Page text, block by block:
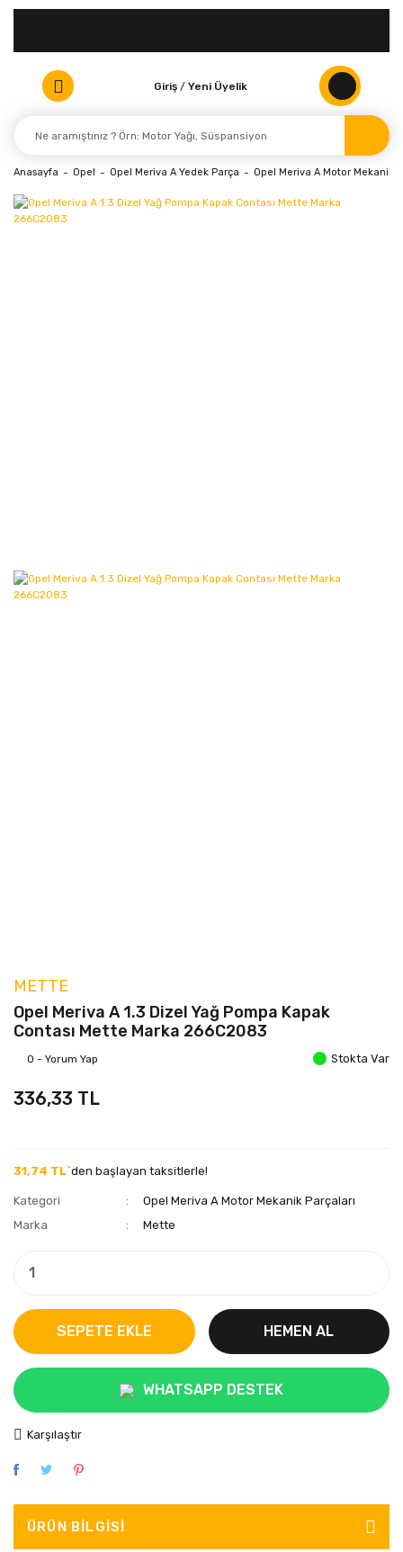
Giriş / Yeni Üyelik
Anasayfa Opel Opel Meriva A Yedek Parça Opel Meriva A Motor Mekanik
METTE
Opel Meriva A 1.3 Dizel Yağ Pompa Kapak
Contası Mette Marka 266C2083
0 - Yorum Yap Stokta Var
336,33 TL
31,74 TL`den başlayan taksitlerle!
Kategori
Opel Meriva A Motor Mekanik Parçaları
Marka
Mette
SEPETE EKLE HEMEN AL
WHATSAPP DESTEK
Karşılaştır
ÜRÜN BILGISI